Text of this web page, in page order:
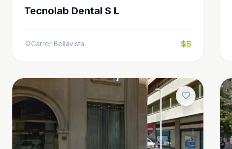
Tecnolab Dental S L
location_onCarrer Bellavista $$
favorite